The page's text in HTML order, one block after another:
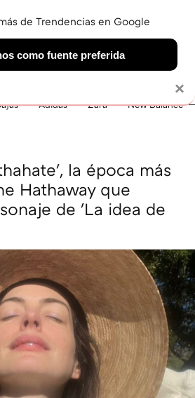
VIAJES GASTRO SNEAKERS
Adidas Zara New Balance
la época más
Hathaway que
de 'La idea de
×
de Trendencias en Google
como fuente preferida